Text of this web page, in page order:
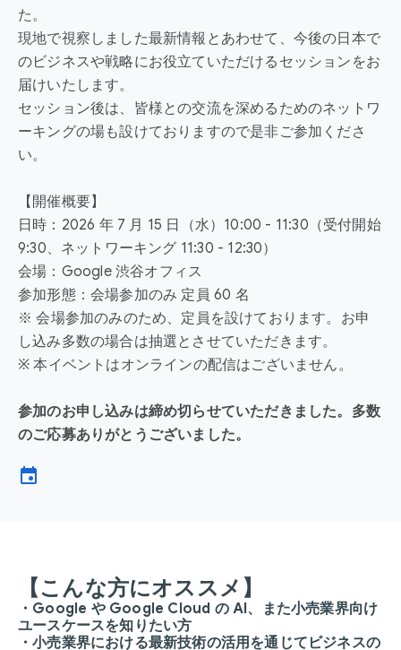
た。
現地で視察しました最新情報とあわせて、今後の日本で
のビジネスや戦略にお役立ていただけるセッションをお
届けいたします。
セッション後は、皆様との交流を深めるためのネットワ
ーキングの場も設けておりますので是非ご参加くださ
い。
【開催概要】
日時：2026 年 7 月 15 日（水）10:00 - 11:30（受付開始
9:30、ネットワーキング 11:30 - 12:30）
会場：Google 渋谷オフィス
参加形態：会場参加のみ 定員 60 名
※ 会場参加のみのため、定員を設けております。お申
し込み多数の場合は抽選とさせていただきます。
※ 本イベントはオンラインの配信はございません。
参加のお申し込みは締め切らせていただきました。多数
のご応募ありがとうございました。
event
【こんな方にオススメ】
・Google や Google Cloud の AI、また小売業界向け
ユースケースを知りたい方
・小売業界における最新技術の活用を通じてビジネスの